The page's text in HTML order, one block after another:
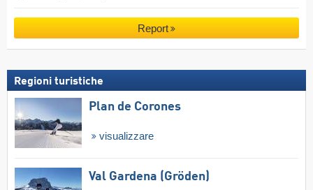
Report
Regioni turistiche
Plan de Corones
visualizzare
Val Gardena (Gröden)